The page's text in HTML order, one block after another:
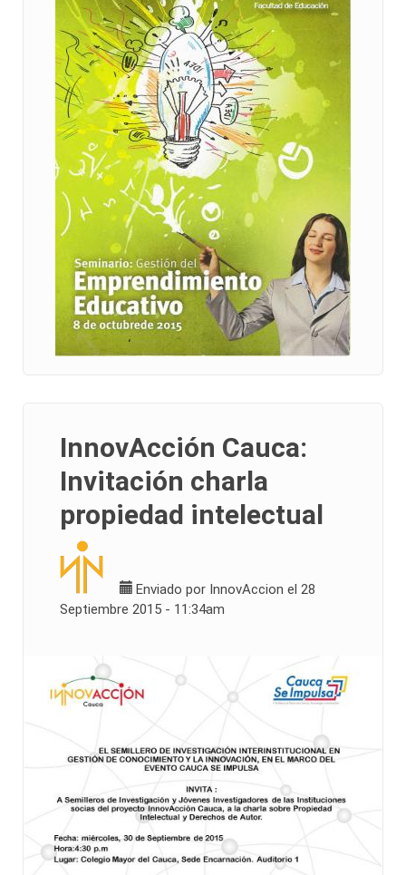
InnovAcción Cauca:
Invitación charla
propiedad intelectual
Enviado por InnovAccion el 28
Septiembre 2015 - 11:34am